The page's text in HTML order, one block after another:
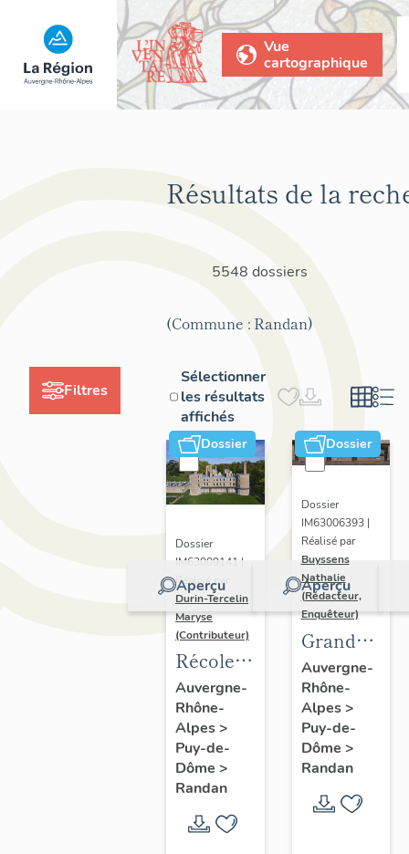
Vue
cartographique
Filtres
Résultats de la
5548 dossiers
(Commune : Randan)
Sélectionner
les résultats
affichés
Dossier
Aperçu
Dossier
IM63009141 |
Réalisé par
Durin-Tercelin
Maryse
(Contributeur)
Récolement-
inventaire
du fonds
mobilier
du
domaine
royal de
Randan
Auvergne-
Rhône-
Alpes>
Puy-de-
Dôme >
Randan
Dossier
Aperçu
Dossier
IM63006393 |
Réalisé par
Buyssens
Nathalie
(Rédacteur,
Enquêteur)
Grand
potager
Auvergne-
Rhône-
Alpes>
Puy-de-
Dôme >
Randan